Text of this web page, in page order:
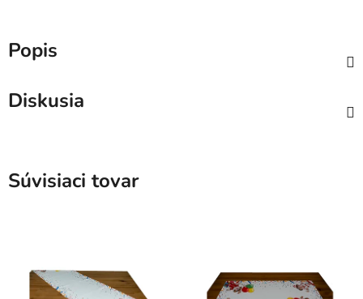
Popis
Diskusia
Súvisiaci tovar